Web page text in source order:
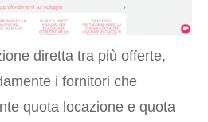
diretta tra più offerte,
i fornitori che
quota locazione e quota